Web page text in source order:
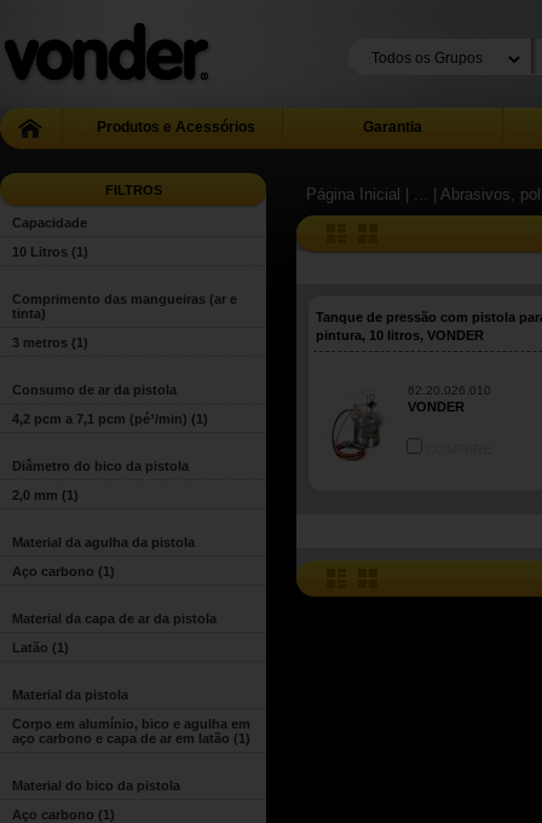
Produtos e Acessórios Garantia
FILTROS
Capacidade
10 Litros (1)
Comprimento das mangueiras (ar e
tinta)
3 metros (1)
Consumo de ar da pistola
4,2 pcm a 7,1 pcm (pé³/min) (1)
Diâmetro do bico da pistola
2,0 mm (1)
Material da agulha da pistola
Aço carbono (1)
Material da capa de ar da pistola
Latão (1)
Material da pistola
Corpo em alumínio, bico e agulha em
aço carbono e capa de ar em latão (1)
Material do bico da pistola
Aço carbono (1)
Página Inicial | ... | Abrasivos,
Tanque de pressão com pistola
pintura, 10 litros, VONDER
62.20.026.010
VONDER